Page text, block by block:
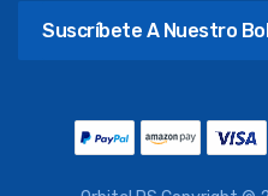
Suscríbete A Nuestro